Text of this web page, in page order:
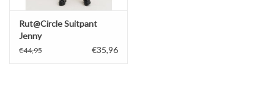
Rut@Circle Suitpant
Jenny
€44,95 €35,96